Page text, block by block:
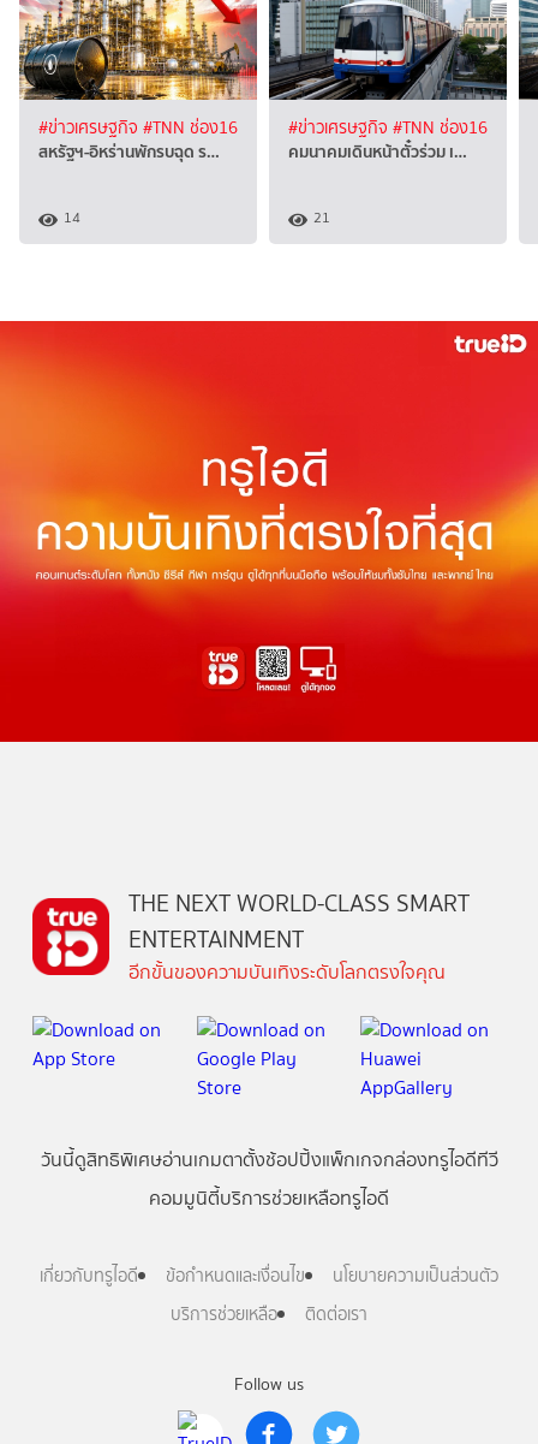
#ข่าวเศรษฐกิจ #TNN ช่อง16
สหรัฐฯ-อิหร่านพักรบฉุด ร…
14
#ข่าวเศรษฐกิจ #TNN ช่อง16
คมนาคมเดินหน้าตั๋วร่วม เ…
21
Follow us
THE NEXT WORLD-CLASS SMART
ENTERTAINMENT
อีกขั้นของความบันเทิงระดับโลกตรงใจคุณ
วันนี้ดูสิทธิพิเศษอ่านเกมตาตั้งช้อปปิ้งแพ็กเกจกล่องทรูไอดีทีวี
คอมมูนิตี้บริการช่วยเหลือทรูไอดี
เกี่ยวกับทรูไอดี ข้อกำหนดและเงื่อนไข
นโยบายความเป็นส่วนตัว
บริการช่วยเหลือ
ติดต่อเรา